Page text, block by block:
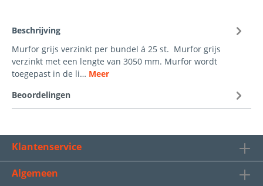
Beschrijving
Murfor grijs verzinkt per bundel á 25 st. Murfor grijs
verzinkt met een lengte van 3050 mm. Murfor wordt
toegepast in de li… Meer
Beoordelingen
Klantenservice
Algemeen